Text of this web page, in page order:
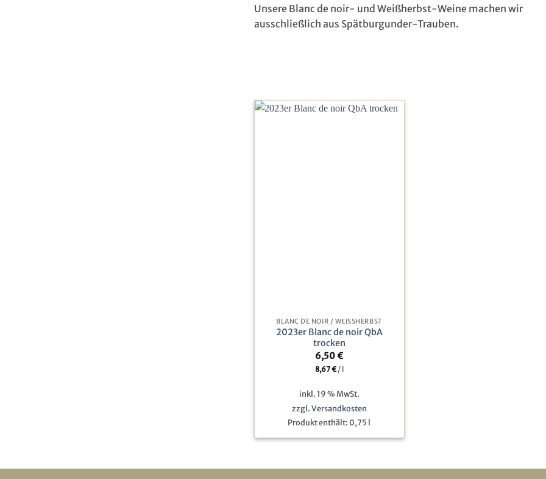
Unsere Blanc de noir- und Weißherbst-Weine machen wir
ausschließlich aus Spätburgunder-Trauben.
BLANC DE NOIR / WEISSHERBST
2023er Blanc de noir QbA
trocken
6,50€
8,67€/ l
inkl. 19 % MwSt.
zzgl.Versandkosten
Produkt enthält: 0,75 l